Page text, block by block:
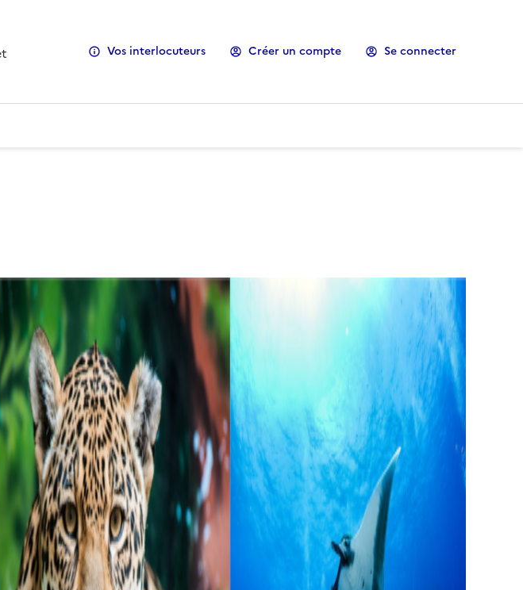
Vos interlocuteurs Créer un compte Se connecter